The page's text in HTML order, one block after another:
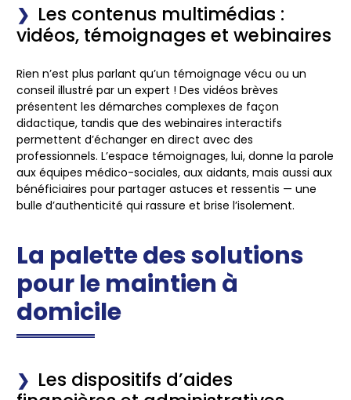
Les contenus multimédias :
vidéos, témoignages et webinaires
Rien n’est plus parlant qu’un témoignage vécu ou un
conseil illustré par un expert ! Des vidéos brèves
présentent les démarches complexes de façon
didactique, tandis que des webinaires interactifs
permettent d’échanger en direct avec des
professionnels. L’espace témoignages, lui, donne la parole
aux équipes médico-sociales, aux aidants, mais aussi aux
bénéficiaires pour partager astuces et ressentis — une
bulle d’authenticité qui rassure et brise l’isolement.
La palette des solutions
pour le maintien à
domicile
Les dispositifs d’aides